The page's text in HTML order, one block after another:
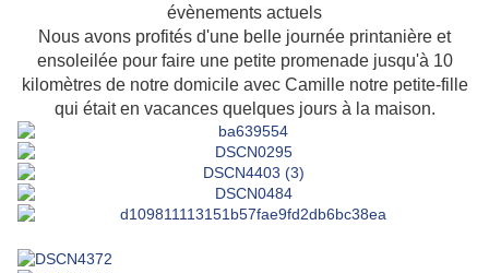
évènements actuels
Nous avons profités d'une belle journée printanière et
ensoleilée pour faire une petite promenade jusqu'à 10
kilomètres de notre domicile avec Camille notre petite-fille
qui était en vacances quelques jours à la maison.